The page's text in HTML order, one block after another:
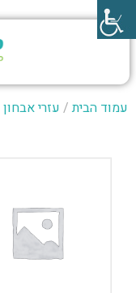
עמוד הבית/ עזרי אבחון